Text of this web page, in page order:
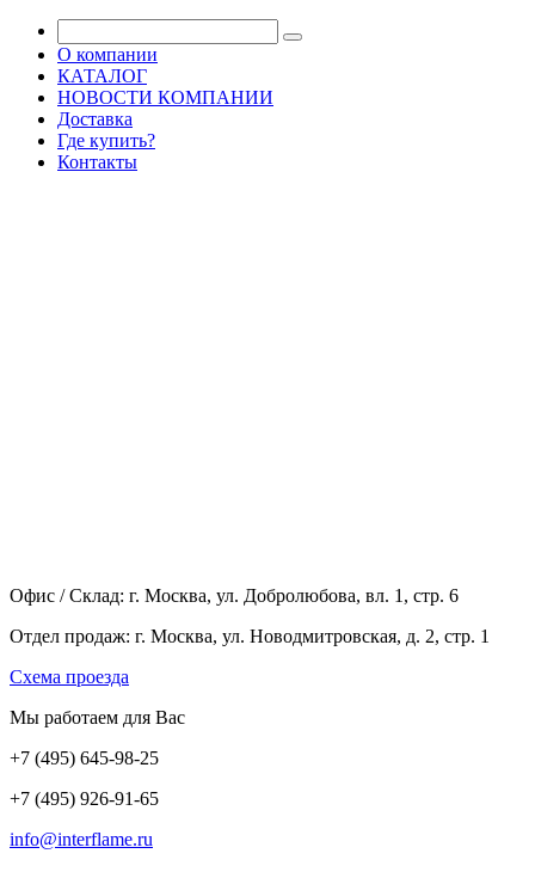
О компании
КАТАЛОГ
НОВОСТИ КОМПАНИИ
Доставка
Где купить?
Контакты
Офис / Склад: г. Москва, ул. Добролюбова, вл. 1, стр. 6
Отдел продаж: г. Москва, ул. Новодмитровская, д. 2, стр. 1
Cхема проезда
Мы работаем для Вас
+7 (495) 645-98-25
+7 (495) 926-91-65
info@interflame.ru